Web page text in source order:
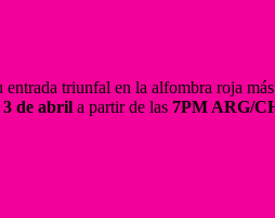
triunfal en la alfombra roja
de abril a partir de las 7PM ARG/